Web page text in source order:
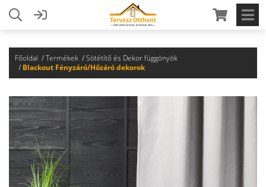
Főoldal Termékek
Sötétítő és Dekor függönyök
Blackout Fényzáró/Hőzáró dekorok